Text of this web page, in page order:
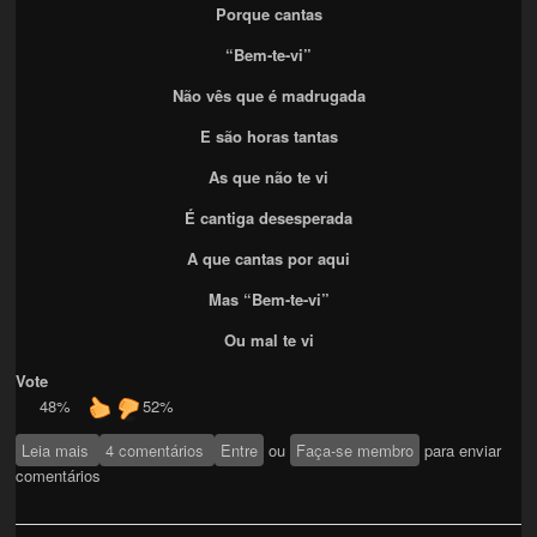
Porque cantas
“Bem-te-vi”
Não vês que é madrugada
E são horas tantas
As que não te vi
É cantiga desesperada
A que cantas por aqui
Mas “Bem-te-vi”
Ou mal te vi
Vote
48%
52%
Leia mais sobre Porque cantas?
4 comentários Entre ou Faça-se membro para enviar
comentários